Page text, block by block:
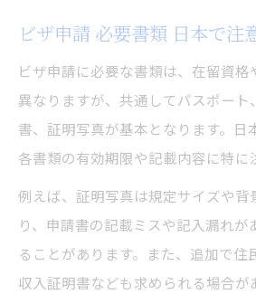
ビザ申請 必要書類 日本で注
ビザ申請に必要な書類は、在留資格
異なりますが、共通してパスポート
書、証明写真が基本となります。日
各書類の有効期限や記載内容に特に
例えば、証明写真は規定サイズや背
り、申請書の記載ミスや記入漏れが
ることがあります。また、追加で住
収入証明書なども求められる場合が